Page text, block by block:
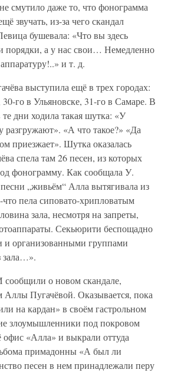
смутило даже то, что фонограмма
звучать, из-за чего скандал
бушевала: «Что вы здесь
порядки, а у нас свои… Немедленно
и т. д.
выступила ещё в трех городах:
го в Ульяновске, 31-го в Самаре. В
дни ходила такая шутка: «У
«А что такое?» «Да
приезжает». Шутка оказалась
спела там 26 песен, из которых
фонограмму. Как сообщала У.
„живьём“ Алла вытягивала из
пела сиповато-хрипловатым
зала, несмотря на запреты,
Секьюрити беспощадно
и организованными группами
зала…».
о новом скандале,
Аллы Пугачёвой. Оказывается, пока
на кардан» в своём гастрольном
злоумышленники под покровом
«Алла» и выкрали оттуда
примадонны «А был ли
песен в нем принадлежали перу